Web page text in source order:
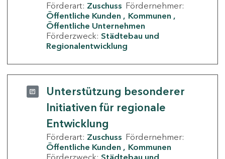
Förderart: Zuschuss Fördernehmer:
Öffentliche Kunden
Kommunen
Öffentliche Unternehmen
Förderzweck: Städtebau und
Regionalentwicklung
Unterstützung besonderer
Initiativen für regionale
Entwicklung
Förderart: Zuschuss Fördernehmer:
Öffentliche Kunden
Kommunen